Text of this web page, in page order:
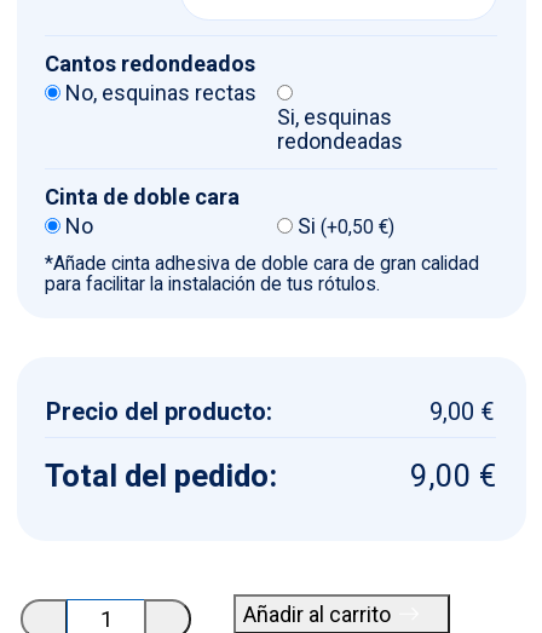
Cantos redondeados
No, esquinas rectas
Si, esquinas
redondeadas
Cinta de doble cara
*Añade cinta adhesiva de doble cara de gran calidad
para facilitar la instalación de tus rótulos.
No Si (+0,50 €)
Precio del producto: 9,00 €
Total del pedido: 9,00 €
Añadir al carrito
Placa